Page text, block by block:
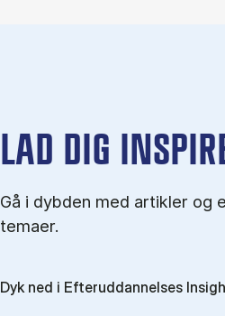
LAD DIG
Gå i dybden med artikler og
temaer.
Dyk ned i Efteruddannelses